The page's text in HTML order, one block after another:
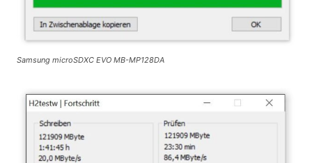
Samsung microSDXC EVO MB-MP128DA